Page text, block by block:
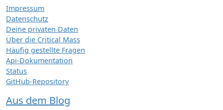
Impressum
Datenschutz
Deine privaten Daten
Über die Critical Mass
Häufig gestellte Fragen
Api-Dokumentation
Status
GitHub-Repository
Aus dem Blog